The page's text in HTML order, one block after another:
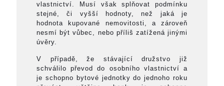
vlastnictví. Musí však splňovat podmínku
stejné, či vyšší hodnoty, než jaká je
hodnota kupované nemovitosti, a zároveň
nesmí být vůbec, nebo příliš zatížená jinými
úvěry.
V případě, že stávající družstvo již
schválilo převod do osobního vlastnictví a
je schopno bytové jednotky do jednoho roku